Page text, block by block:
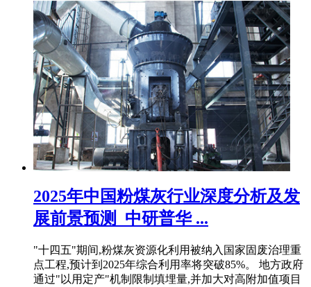
2025年中国粉煤灰行业深度分析及发
展前景预测_中研普华 ...
"十四五"期间,粉煤灰资源化利用被纳入国家固废治理重
点工程,预计到2025年综合利用率将突破85%。 地方政府
通过"以用定产"机制限制填埋量,并加大对高附加值项目